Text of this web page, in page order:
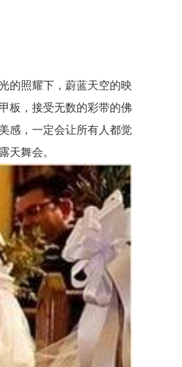
的照耀下，蔚蓝天空的映
板，接受无数的彩带的佛
感，一定会让所有人都觉
天舞会。